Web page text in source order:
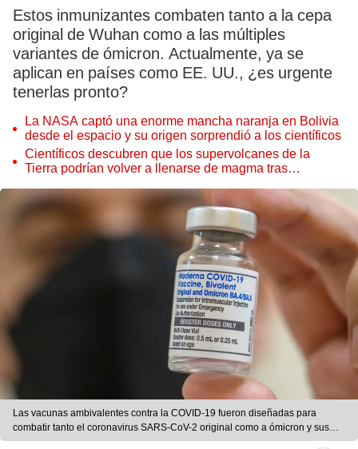
Estos inmunizantes combaten tanto a la cepa
original de Wuhan como a las múltiples
variantes de ómicron. Actualmente, ya se
aplican en países como EE. UU., ¿es urgente
tenerlas pronto?
La NASA captó una enorme mancha naranja en Bolivia
desde el espacio y su origen sorprendió a los científicos
Científicos descubren que los supervolcanes de la
Tierra podrían volver a llenarse de magma tras
Las vacunas ambivalentes contra la COVID-19 fueron diseñadas para
combatir tanto el coronavirus SARS-CoV-2 original como a ómicron y sus
múltiples variantes. Foto: AFP